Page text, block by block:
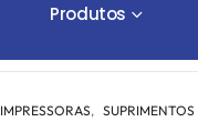
Produtos
IMPRESSORAS, SUPRIMENTOS